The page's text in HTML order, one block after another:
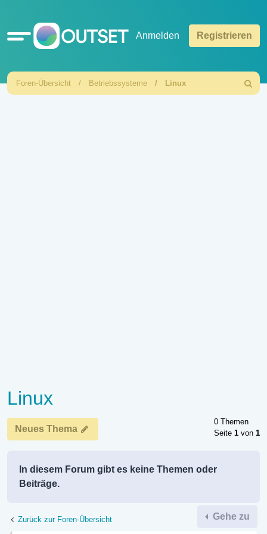
Schnellzugriff Anmelden Registrieren
Foren-Übersicht Betriebssysteme Linux
Suche
Linux
Neues Thema
0 Themen
Seite 1 von 1
In diesem Forum gibt es keine Themen oder
Beiträge.
Zurück zur Foren-Übersicht Gehe zu